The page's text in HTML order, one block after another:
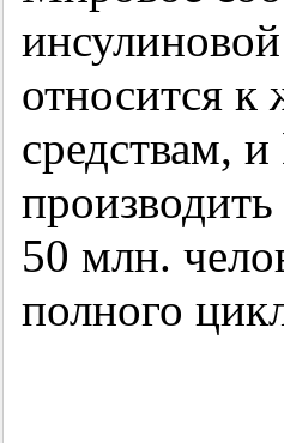
относится
средствам,
50 млн.
полного